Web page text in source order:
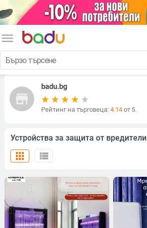
menu
store
badu.bg
Рейтинг на търговеца: 4.14от 5.
Устройства за защита от вредители
view_list
apps